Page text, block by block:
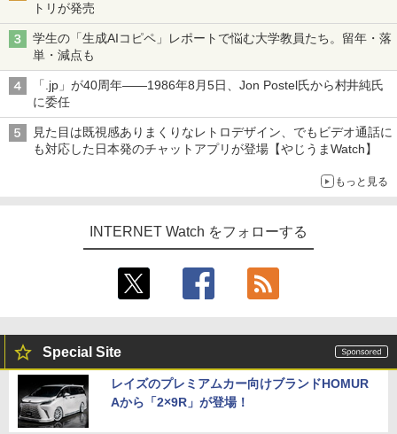
トリが発売
学生の「生成AIコピペ」レポートで悩む大学教員たち。留年・落
単・減点も
「.jp」が40周年――1986年8月5日、Jon Postel氏から村井純氏
に委任
見た目は既視感ありまくりなレトロデザイン、でもビデオ通話に
も対応した日本発のチャットアプリが登場【やじうまWatch】
もっと見る
INTERNET Watch をフォローする
Special Site
レイズのプレミアムカー向けブランドHOMUR
Aから「2×9R」が登場！